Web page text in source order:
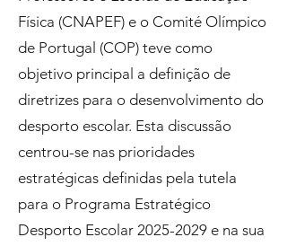
Física (CNAPEF) e o Comité Olímpico
de Portugal (COP) teve como
objetivo principal a definição de
diretrizes para o desenvolvimento do
desporto escolar. Esta discussão
centrou-se nas prioridades
estratégicas definidas pela tutela
para o Programa Estratégico
Desporto Escolar 2025-2029 e na sua